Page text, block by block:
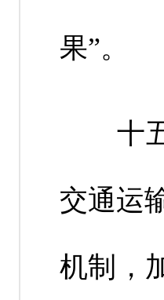
果”。
十五
交通运
机制，